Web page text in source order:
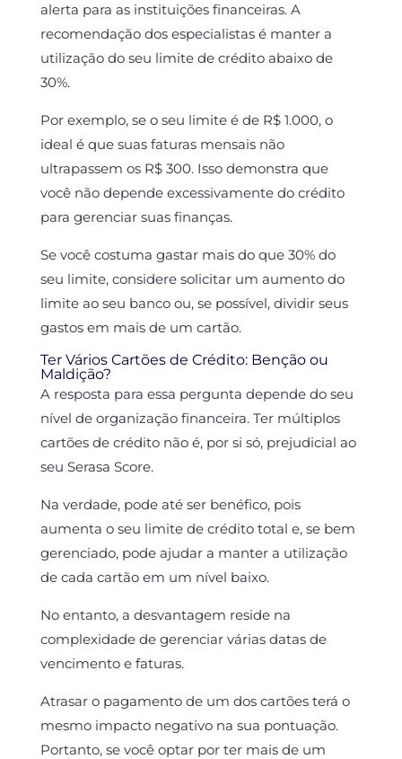
alerta para as instituições financeiras. A
recomendação dos especialistas é manter a
utilização do seu limite de crédito abaixo de
30%.
Por exemplo, se o seu limite é de R$ 1.000, o
ideal é que suas faturas mensais não
ultrapassem os R$ 300. Isso demonstra que
você não depende excessivamente do crédito
para gerenciar suas finanças.
Se você costuma gastar mais do que 30% do
seu limite, considere solicitar um aumento do
limite ao seu banco ou, se possível, dividir seus
gastos em mais de um cartão.
Ter Vários Cartões de Crédito: Benção ou
Maldição?
A resposta para essa pergunta depende do seu
nível de organização financeira. Ter múltiplos
cartões de crédito não é, por si só, prejudicial ao
seu Serasa Score.
Na verdade, pode até ser benéfico, pois
aumenta o seu limite de crédito total e, se bem
gerenciado, pode ajudar a manter a utilização
de cada cartão em um nível baixo.
No entanto, a desvantagem reside na
complexidade de gerenciar várias datas de
vencimento e faturas.
Atrasar o pagamento de um dos cartões terá o
mesmo impacto negativo na sua pontuação.
Portanto, se você optar por ter mais de um